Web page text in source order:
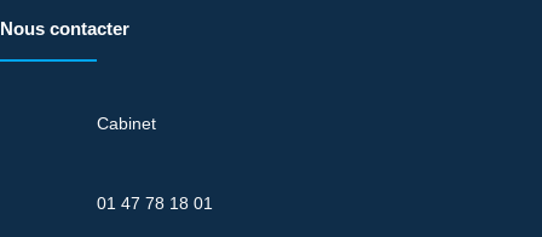
Nous contacter
Cabinet
01 47 78 18 01